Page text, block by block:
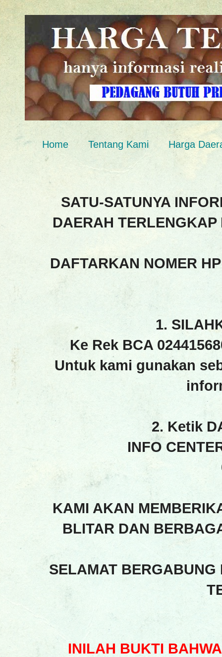
Home Tentang Kami Harga
SATU-SATUNYA
DAERAH TERLENGKAP
DAFTARKAN NOMER
1.
Ke Rek BCA
Untuk kami gunakan
2. Ketik
INFO
KAMI AKAN
BLITAR DAN
SELAMAT
INILAH BUKTI